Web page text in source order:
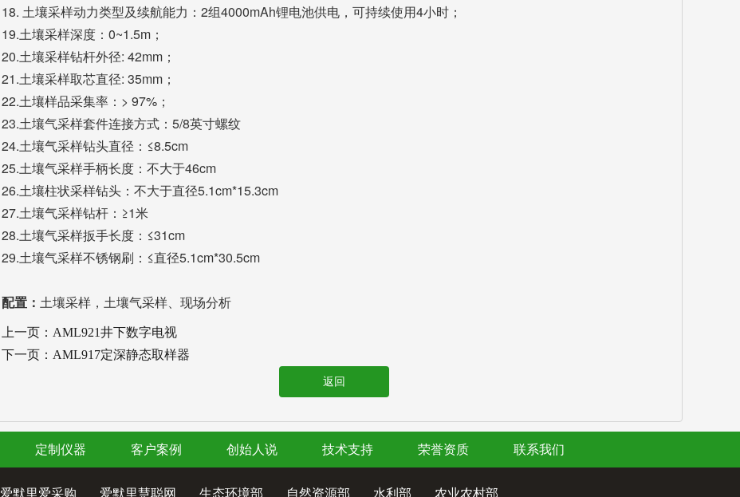
18. 土壤采样动力类型及续航能力：2组4000mAh锂电池供电，可持续使用4小时；
19.土壤采样深度：0~1.5m；
20.土壤采样钻杆外径: 42mm；
21.土壤采样取芯直径: 35mm；
22.土壤样品采集率：> 97%；
23.土壤气采样套件连接方式：5/8英寸螺纹
24.土壤气采样钻头直径：≤8.5cm
25.土壤气采样手柄长度：不大于46cm
26.土壤柱状采样钻头：不大于直径5.1cm*15.3cm
27.土壤气采样钻杆：≥1米
28.土壤气采样扳手长度：≤31cm
29.土壤气采样不锈钢刷：≤直径5.1cm*30.5cm
配置： 土壤采样，土壤气采样、现场分析
上一页： AML921井下数字电视
下一页： AML917定深静态取样器
返回
定制仪器 客户案例 创始人说 技术支持 荣誉资质 联系我们
爱默里爱采购 爱默里慧聪网 生态环境部 自然资源部 水利部 农业农村部